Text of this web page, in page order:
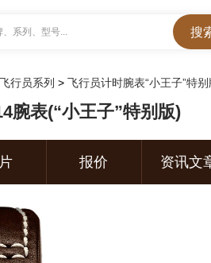
、系列、型号...
飞行员系列 > 飞行员计时腕表“小王子”特别
腕表(“小王子”特别版)
报价 资讯文